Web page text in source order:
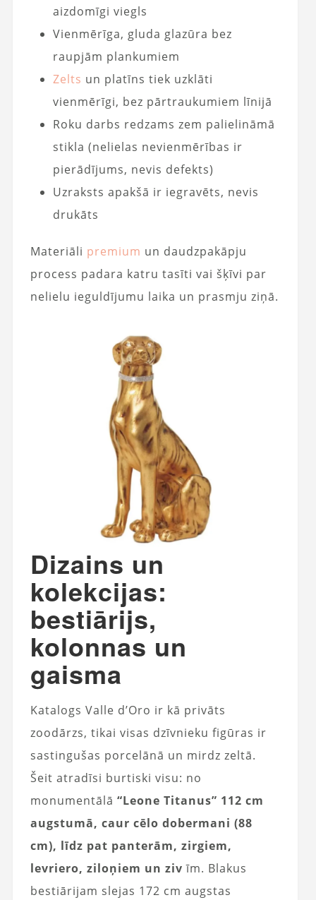
aizdomīgi viegls
Vienmērīga, gluda glazūra bez
raupjām plankumiem
Zelts un platīns tiek uzklāti
vienmērīgi, bez pārtraukumiem līnijā
Roku darbs redzams zem palielināmā
stikla (nelielas nevienmērības ir
pierādījums, nevis defekts)
Uzraksts apakšā ir iegravēts, nevis
drukāts
Materiāli premium un daudzpakāpju
process padara katru tasīti vai šķīvi par
nelielu ieguldījumu laika un prasmju ziņā.
Dizains un
kolekcijas:
bestiārijs,
kolonnas un
gaisma
Katalogs Valle d’Oro ir kā privāts
zoodārzs, tikai visas dzīvnieku figūras ir
sastingušas porcelānā un mirdz zeltā.
Šeit atradīsi burtiski visu: no
monumentālā “Leone Titanus” 112 cm
augstumā, caur cēlo dobermani (88
cm), līdz pat panterām, zirgiem,
levriero, ziloņiem un ziv īm. Blakus
bestiārijam slejas 172 cm augstas